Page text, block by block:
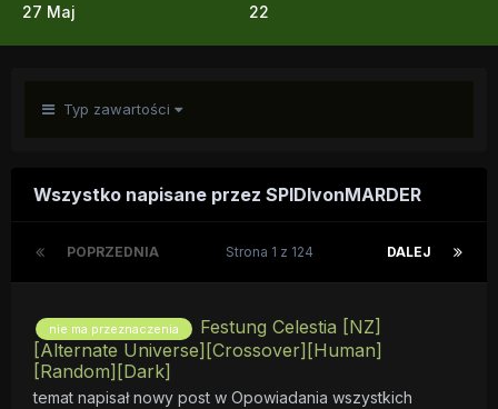
27 Maj 22
Typ zawartości
Wszystko napisane przez SPIDIvonMARDER
POPRZEDNIA DALEJ
Strona 1 z 124
nie ma przeznaczenia
Festung Celestia [NZ]
[Alternate Universe][Crossover][Human]
[Random][Dark]
temat napisał nowy post w Opowiadania wszystkich